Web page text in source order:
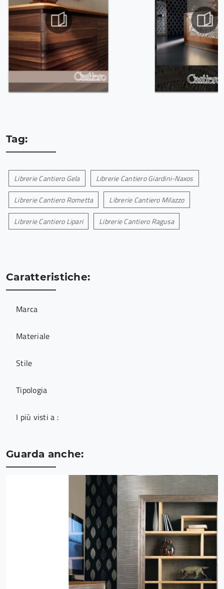
Tag:
Librerie Cantiero Gela Librerie Cantiero Giardini-Naxos
Librerie Cantiero Rometta Librerie Cantiero Milazzo
Librerie Cantiero Lipari Librerie Cantiero Ragusa
Caratteristiche:
Marca
Materiale
Stile
Tipologia
I più visti a :
Guarda anche: